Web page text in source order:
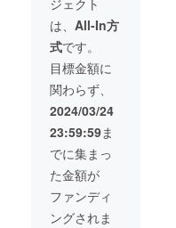
し支えなれば、
備考欄にお名前
をご入力くださ
い。備考欄の内
容はサイト管理
者（プロジェク
トオーナー）の
み閲覧可能で、
ものではありま
せん。
ジェクト
は、 All-In方
式です。
目標金額に
関わらず、
2024/03/24
23:59:59ま
でに集まっ
た金額が
ファンディ
ングされま